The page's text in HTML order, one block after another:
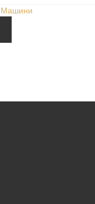
Машини